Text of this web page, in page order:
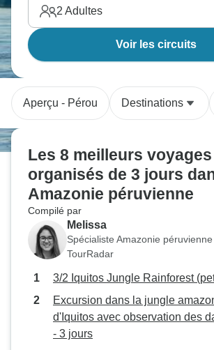
2 Adultes
Voir les circuits
Aperçu - Pérou Destinations
Les 8 meilleurs voyages
organisés de 3 jours
Amazonie péruvienne
Compilé par
Melissa
Spécialiste Amazonie
TourRadar
3/2 Iquitos Jungle Rainforest
Excursion dans la jungle
d'Iquitos avec observation des
- 3 jours